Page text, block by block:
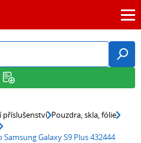
příslušenství Pouzdra, skla, fólie
Galaxy S9 Plus 432444